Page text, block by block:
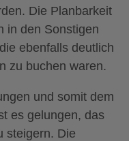
Die Planbarkeit
in den Sonstigen
ebenfalls deutlich
zu buchen waren.
und somit dem
es gelungen, das
steigern. Die